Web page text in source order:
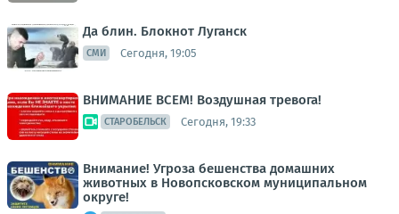
Да блин. Блокнот Луганск
СМИ Сегодня, 19:05
ВНИМАНИЕ ВСЕМ! Воздушная тревога!
СТАРОБЕЛЬСК Сегодня, 19:33
Внимание! Угроза бешенства домашних
животных в Новопсковском муниципальном
округе!